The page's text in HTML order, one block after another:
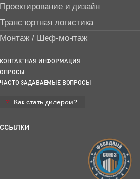
Проектирование и дизайн
Транспортная логистика
Монтаж / Шеф-монтаж
КОНТАКТНАЯ ИНФОРМАЦИЯ
ОПРОСЫ
ЧАСТО ЗАДАВАЕМЫЕ ВОПРОСЫ
Как стать дилером?
ССЫЛКИ